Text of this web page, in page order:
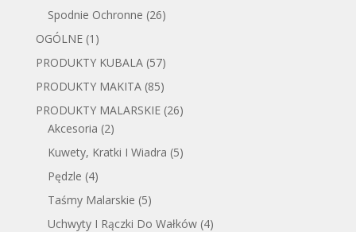
Spodnie Ochronne (26)
OGÓLNE (1)
PRODUKTY KUBALA (57)
PRODUKTY MAKITA (85)
PRODUKTY MALARSKIE (26)
Akcesoria (2)
Kuwety, Kratki I Wiadra (5)
Pędzle (4)
Taśmy Malarskie (5)
Uchwyty I Rączki Do Wałków (4)